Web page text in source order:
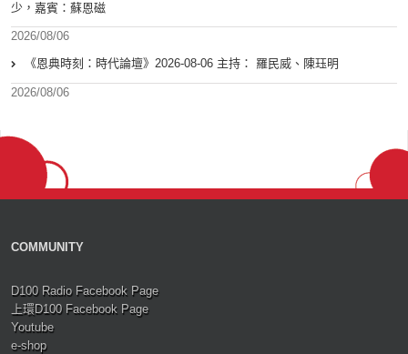
少，嘉賓：蘇恩磁
2026/08/06
《恩典時刻：時代論壇》2026-08-06 主持： 羅民威、陳珏明
2026/08/06
COMMUNITY
D100 Radio Facebook Page
上環D100 Facebook Page
Youtube
e-shop